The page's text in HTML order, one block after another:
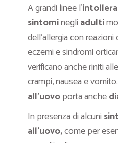
A grandi linee l’
sintominegli adulti
dell’allergia con
eczemi e sindromi
verificano anche riniti
crampi, nausea e
all’uovoporta anche
In presenza di alcuni
all’uovo,come per